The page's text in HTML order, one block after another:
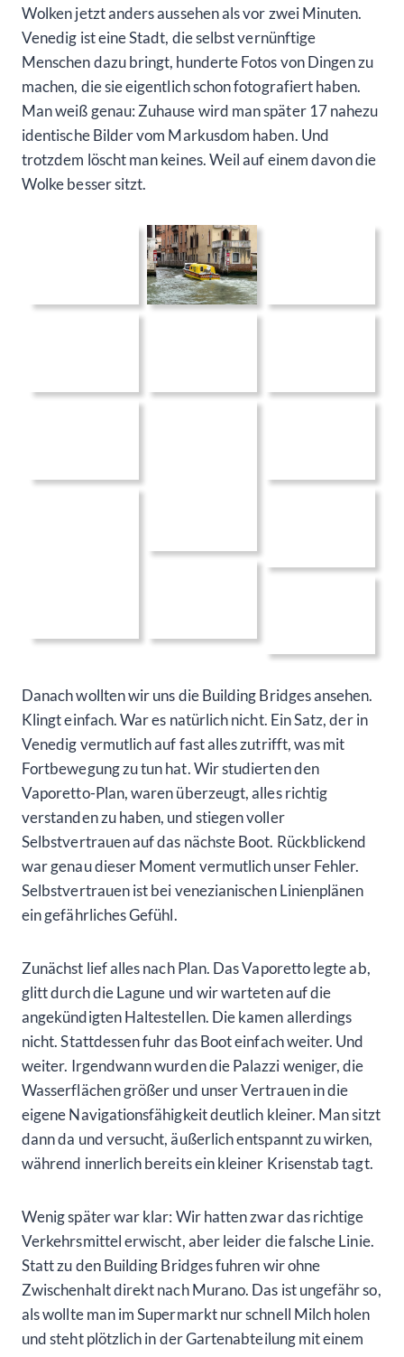
Wolken jetzt anders aussehen als vor zwei Minuten.
Venedig ist eine Stadt, die selbst vernünftige
Menschen dazu bringt, hunderte Fotos von Dingen zu
machen, die sie eigentlich schon fotografiert haben.
Man weiß genau: Zuhause wird man später 17 nahezu
identische Bilder vom Markusdom haben. Und
trotzdem löscht man keines. Weil auf einem davon die
Wolke besser sitzt.
Danach wollten wir uns die Building Bridges ansehen.
Klingt einfach. War es natürlich nicht. Ein Satz, der in
Venedig vermutlich auf fast alles zutrifft, was mit
Fortbewegung zu tun hat. Wir studierten den
Vaporetto-Plan, waren überzeugt, alles richtig
verstanden zu haben, und stiegen voller
Selbstvertrauen auf das nächste Boot. Rückblickend
war genau dieser Moment vermutlich unser Fehler.
Selbstvertrauen ist bei venezianischen Linienplänen
ein gefährliches Gefühl.
Zunächst lief alles nach Plan. Das Vaporetto legte ab,
glitt durch die Lagune und wir warteten auf die
angekündigten Haltestellen. Die kamen allerdings
nicht. Stattdessen fuhr das Boot einfach weiter. Und
weiter. Irgendwann wurden die Palazzi weniger, die
Wasserflächen größer und unser Vertrauen in die
eigene Navigationsfähigkeit deutlich kleiner. Man sitzt
dann da und versucht, äußerlich entspannt zu wirken,
während innerlich bereits ein kleiner Krisenstab tagt.
Wenig später war klar: Wir hatten zwar das richtige
Verkehrsmittel erwischt, aber leider die falsche Linie.
Statt zu den Building Bridges fuhren wir ohne
Zwischenhalt direkt nach Murano. Das ist ungefähr so,
als wollte man im Supermarkt nur schnell Milch holen
und steht plötzlich in der Gartenabteilung mit einem